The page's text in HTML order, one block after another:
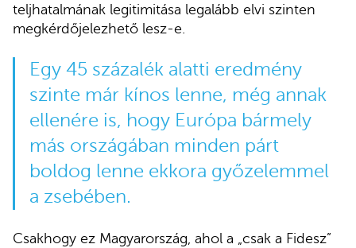
teljhatalmának legitimitása legalább elvi szinten
megkérdőjelezhető lesz-e.
Egy 45 százalék alatti eredmény
szinte már kínos lenne, még annak
ellenére is, hogy Európa bármely
más országában minden párt
boldog lenne ekkora győzelemmel
a zsebében.
Csakhogy ez Magyarország, ahol a „csak a Fidesz”